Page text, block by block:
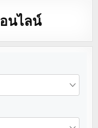
นไลน์